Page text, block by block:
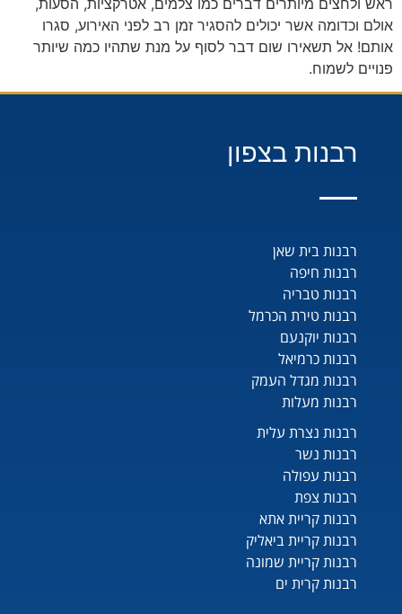
אולם וכדומה אשר יכולים להסגיר זמן רב לפני האירוע, סגרו
אותם! אל תשאירו שום דבר לסוף על מנת שתהיו כמה שיותר
פנויים לשמוח.
רבנות בצפון
רבנות בית שאן
רבנות חיפה
רבנות טבריה
רבנות טירת הכרמל
רבנות יוקנעם
רבנות כרמיאל
רבנות מגדל העמק
רבנות מעלות
רבנות נצרת עלית
רבנות נשר
רבנות עפולה
רבנות צפת
רבנות קריית אתא
רבנות קריית ביאליק
רבנות קריית שמונה
רבנות קרית ים